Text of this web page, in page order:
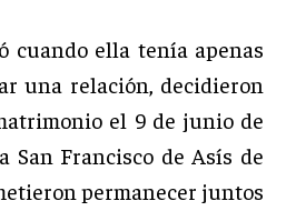
cuando ella tenía apenas
una relación, decidieron
el 9 de junio de
San Francisco de Asís de
permanecer juntos